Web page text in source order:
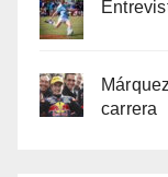
carrera